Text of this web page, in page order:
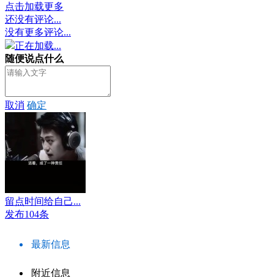
点击加载更多
还没有评论...
没有更多评论...
正在加载...
随便说点什么
取消 确定
留点时间给自己...
发布104条
最新信息
附近信息